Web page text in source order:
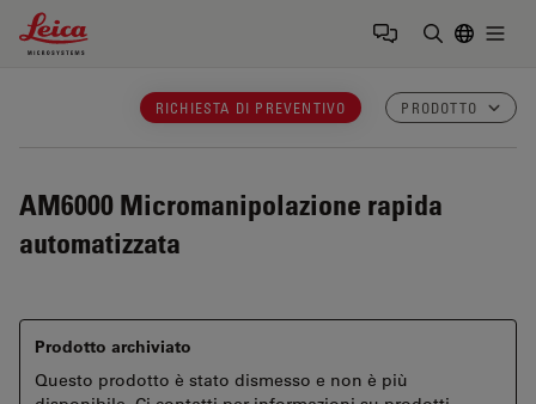
Leica Microsystems Logo
RICHIESTA DI PREVENTIVO PRODOTTO
AM6000 Micromanipolazione rapida
automatizzata
Prodotto archiviato
Questo prodotto è stato dismesso e non è più